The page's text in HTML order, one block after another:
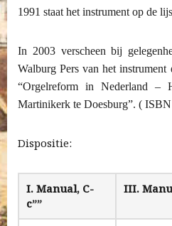
1991 staat het instrument op de
In 2003 verscheen bij
Walburg Pers van het
“Orgelreform in Nederland
Martinikerk te Doesburg”. (
Dispositie:
I. Manual, C-
c””
III.